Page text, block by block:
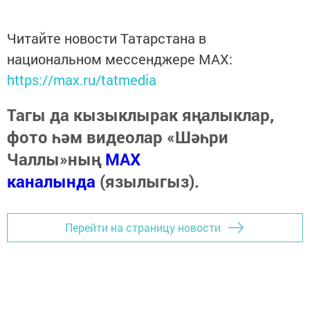
Читайте новости Татарстана в
национальном мессенджере MАХ:
https://max.ru/tatmedia
Тагы да кызыклырак яңалыклар,
фото һәм видеолар «Шәһри
Чаллы»ныңMAX
каналында (язылыгыз).
Перейти на страницу новости